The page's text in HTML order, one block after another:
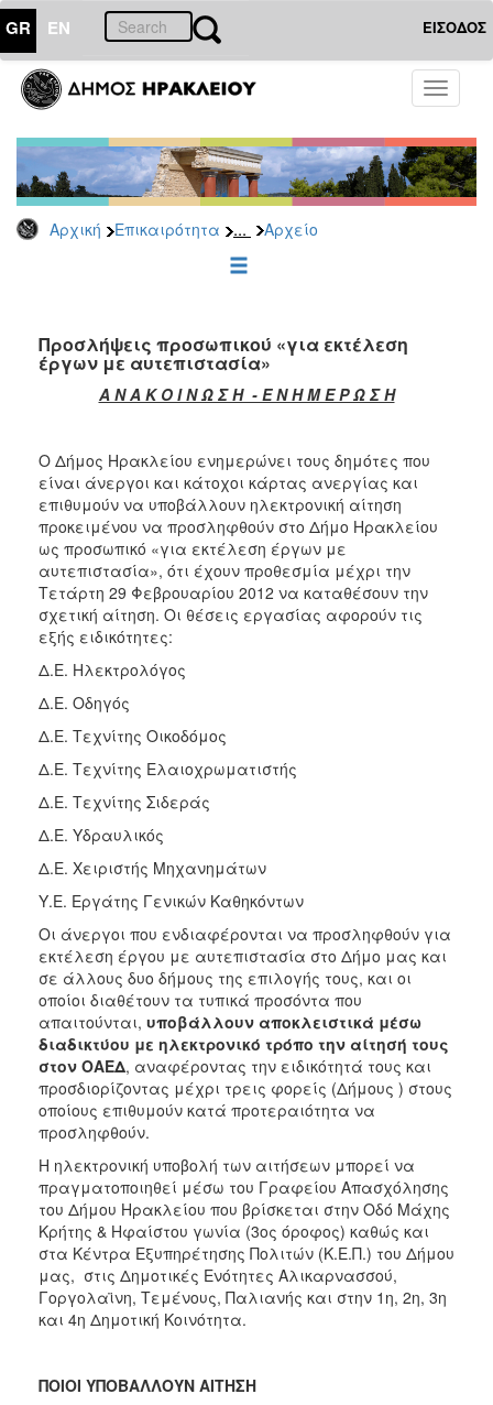
GR EN ΕΙΣΟΔΟΣ
Toggle
Αρχική Επικαιρότητα ... Αρχείο
ΕΠΙΚΑΙΡΟΤΗΤΑ
Αρχείο
2026
2025
2020
2019
2017
2016
2015
2013
ΕΠΙΣΚΕΠΤΗΣ
Προσλήψεις προσωπικού «για εκτέλεση
έργων με αυτεπιστασία»
Α Ν Α Κ Ο Ι Ν Ω Σ Η - Ε Ν Η Μ Ε Ρ Ω Σ Η
Ο Δήμος Ηρακλείου ενημερώνει τους δημότες που
είναι άνεργοι και κάτοχοι κάρτας ανεργίας και
επιθυμούν να υποβάλλουν ηλεκτρονική αίτηση
προκειμένου να προσληφθούν στο Δήμο Ηρακλείου
ως προσωπικό «για εκτέλεση έργων με
αυτεπιστασία», ότι έχουν προθεσμία μέχρι την
Τετάρτη 29 Φεβρουαρίου 2012 να καταθέσουν την
σχετική αίτηση. Οι θέσεις εργασίας αφορούν τις
εξής ειδικότητες:
Δ.Ε. Ηλεκτρολόγος
Δ.Ε. Οδηγός
Δ.Ε. Τεχνίτης Οικοδόμος
Δ.Ε. Τεχνίτης Ελαιοχρωματιστής
Δ.Ε. Τεχνίτης Σιδεράς
Δ.Ε. Υδραυλικός
Δ.Ε. Χειριστής Μηχανημάτων
Υ.Ε. Εργάτης Γενικών Καθηκόντων
Οι άνεργοι που ενδιαφέρονται να προσληφθούν για
εκτέλεση έργου με αυτεπιστασία στο Δήμο μας και
σε άλλους δυο δήμους της επιλογής τους, και οι
οποίοι διαθέτουν τα τυπικά προσόντα που
απαιτούνται, υποβάλλουν αποκλειστικά μέσω
διαδικτύου με ηλεκτρονικό τρόπο την αίτησή τους
στον ΟΑΕΔ, αναφέροντας την ειδικότητά τους και
προσδιορίζοντας μέχρι τρεις φορείς (Δήμους ) στους
οποίους επιθυμούν κατά προτεραιότητα να
προσληφθούν.
Η ηλεκτρονική υποβολή των αιτήσεων μπορεί να
πραγματοποιηθεί μέσω του Γραφείου Απασχόλησης
του Δήμου Ηρακλείου που βρίσκεται στην Οδό Μάχης
Κρήτης & Ηφαίστου γωνία (3ος όροφος) καθώς και
στα Κέντρα Εξυπηρέτησης Πολιτών (Κ.Ε.Π.) του Δήμου
μας, στις Δημοτικές Ενότητες Αλικαρνασσού,
Γοργολαϊνη, Τεμένους, Παλιανής και στην 1η, 2η, 3η
και 4η Δημοτική Κοινότητα.
ΠΟΙΟΙ ΥΠΟΒΑΛΛΟΥΝ ΑΙΤΗΣΗ